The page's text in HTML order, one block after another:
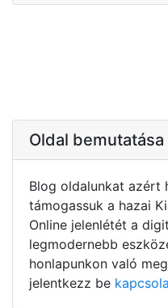
Oldal bemutatása
Blog oldalunkat azért
támogassuk a hazai
Online jelenlétét a
legmodernebb
honlapunkon való
jelentkezz be